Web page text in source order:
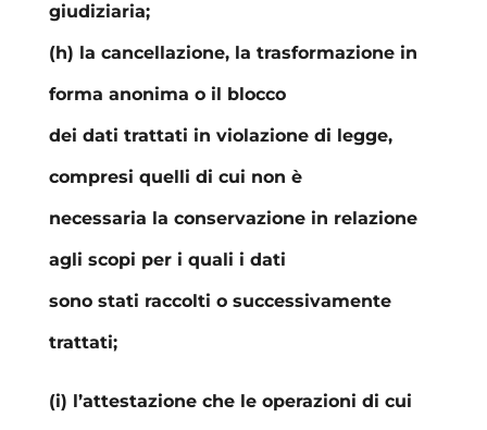
giudiziaria;
(h) la cancellazione, la trasformazione in
forma anonima o il blocco
dei dati trattati in violazione di legge,
compresi quelli di cui non è
necessaria la conservazione in relazione
agli scopi per i quali i dati
sono stati raccolti o successivamente
trattati;
(i) l’attestazione che le operazioni di cui